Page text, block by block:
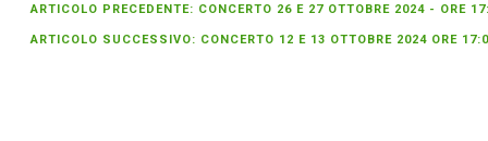
ARTICOLO PRECEDENTE: CONCERTO 26 E 27 OTTOBRE 2024 - ORE
ARTICOLO SUCCESSIVO: CONCERTO 12 E 13 OTTOBRE 2024 ORE